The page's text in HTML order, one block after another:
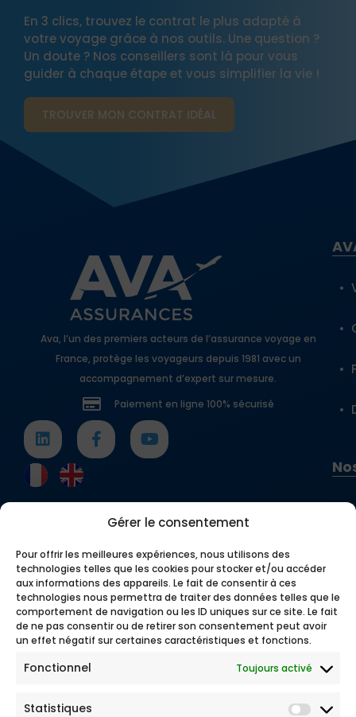
Gérer le consentement
Pour offrir les meilleures expériences, nous utilisons des
technologies telles que les cookies pour stocker et/ou accéder
aux informations des appareils. Le fait de consentir à ces
technologies nous permettra de traiter des données telles que le
comportement de navigation ou les ID uniques sur ce site. Le fait
de ne pas consentir ou de retirer son consentement peut avoir
un effet négatif sur certaines caractéristiques et fonctions.
Fonctionnel Toujours activé
Statistiques
En 3 clics, trouvez le contrat le plus adapté à
votre voyage grâce à nos outils. Une question ?
Un doute ? Nos conseillers sont là pour vous
guider à chaque étape et vous simplifier la vie !
TROUVER MON CONTRAT​ IDÉAL
Ava, l’un des premiers acteurs de l’assurance voyage en
France, protège les voyageurs depuis 1981 avec un
accompagnement d’expert sur mesure.
Paiement en ligne 100% sécurisé